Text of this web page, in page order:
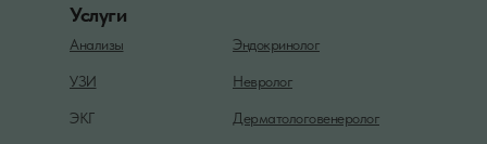
Услуги
ЭКГ
УЗИ
Анализы
Дерматологовенеролог
Невролог
Эндокринолог